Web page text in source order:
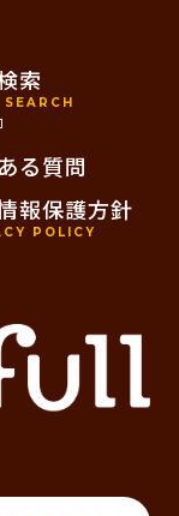
索
SEARCH
る質問
報保護方針
POLICY